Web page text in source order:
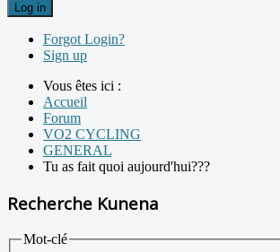
Log in
Forgot Login?
Sign up
Vous êtes ici :
Accueil
Forum
VO2 CYCLING
GENERAL
Tu as fait quoi aujourd'hui???
Recherche Kunena
Mot-clé